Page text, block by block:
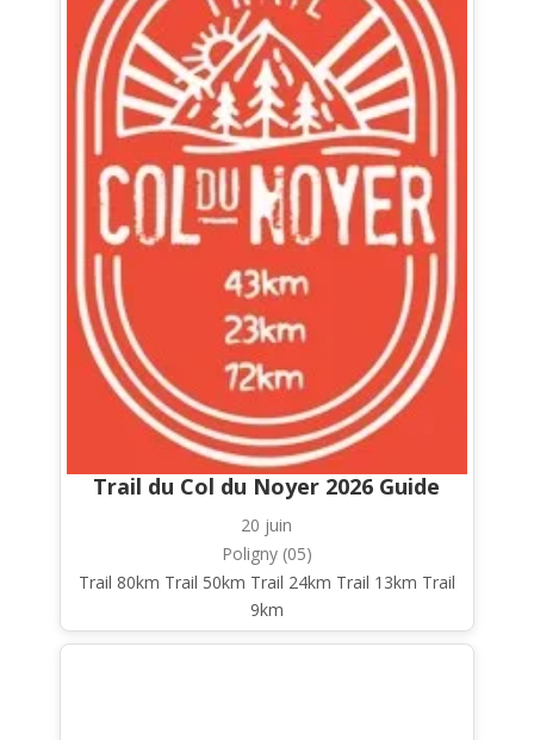
Trail du Col du Noyer 2026 Guide
20 juin
Poligny (05)
Trail 80km Trail 50km Trail 24km Trail 13km Trail
9km